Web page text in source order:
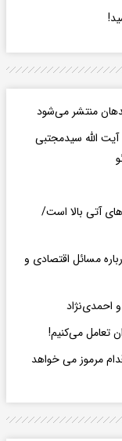
منتشر می‌شود
الله سیدمجتبی
آتی بالا است/
مسائل اقتصادی و
احمدی‌نژاد
تعامل می‌کنیم!
مرموز می خواهد